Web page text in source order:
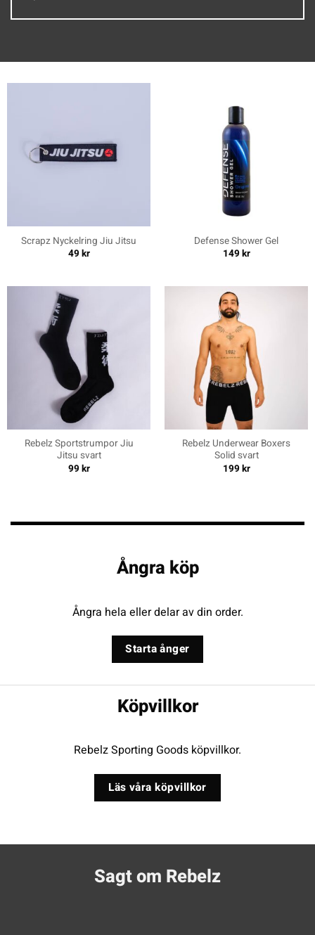
Scrapz Nyckelring Jiu Jitsu
49kr
Defense Shower Gel
149kr
Rebelz Sportstrumpor Jiu
Jitsu svart
99kr
Rebelz Underwear Boxers
Solid svart
199kr
Ångra köp
Ångra hela eller delar av din order.
Starta ånger
Köpvillkor
Rebelz Sporting Goods köpvillkor.
Läs våra köpvillkor
Sagt om Rebelz